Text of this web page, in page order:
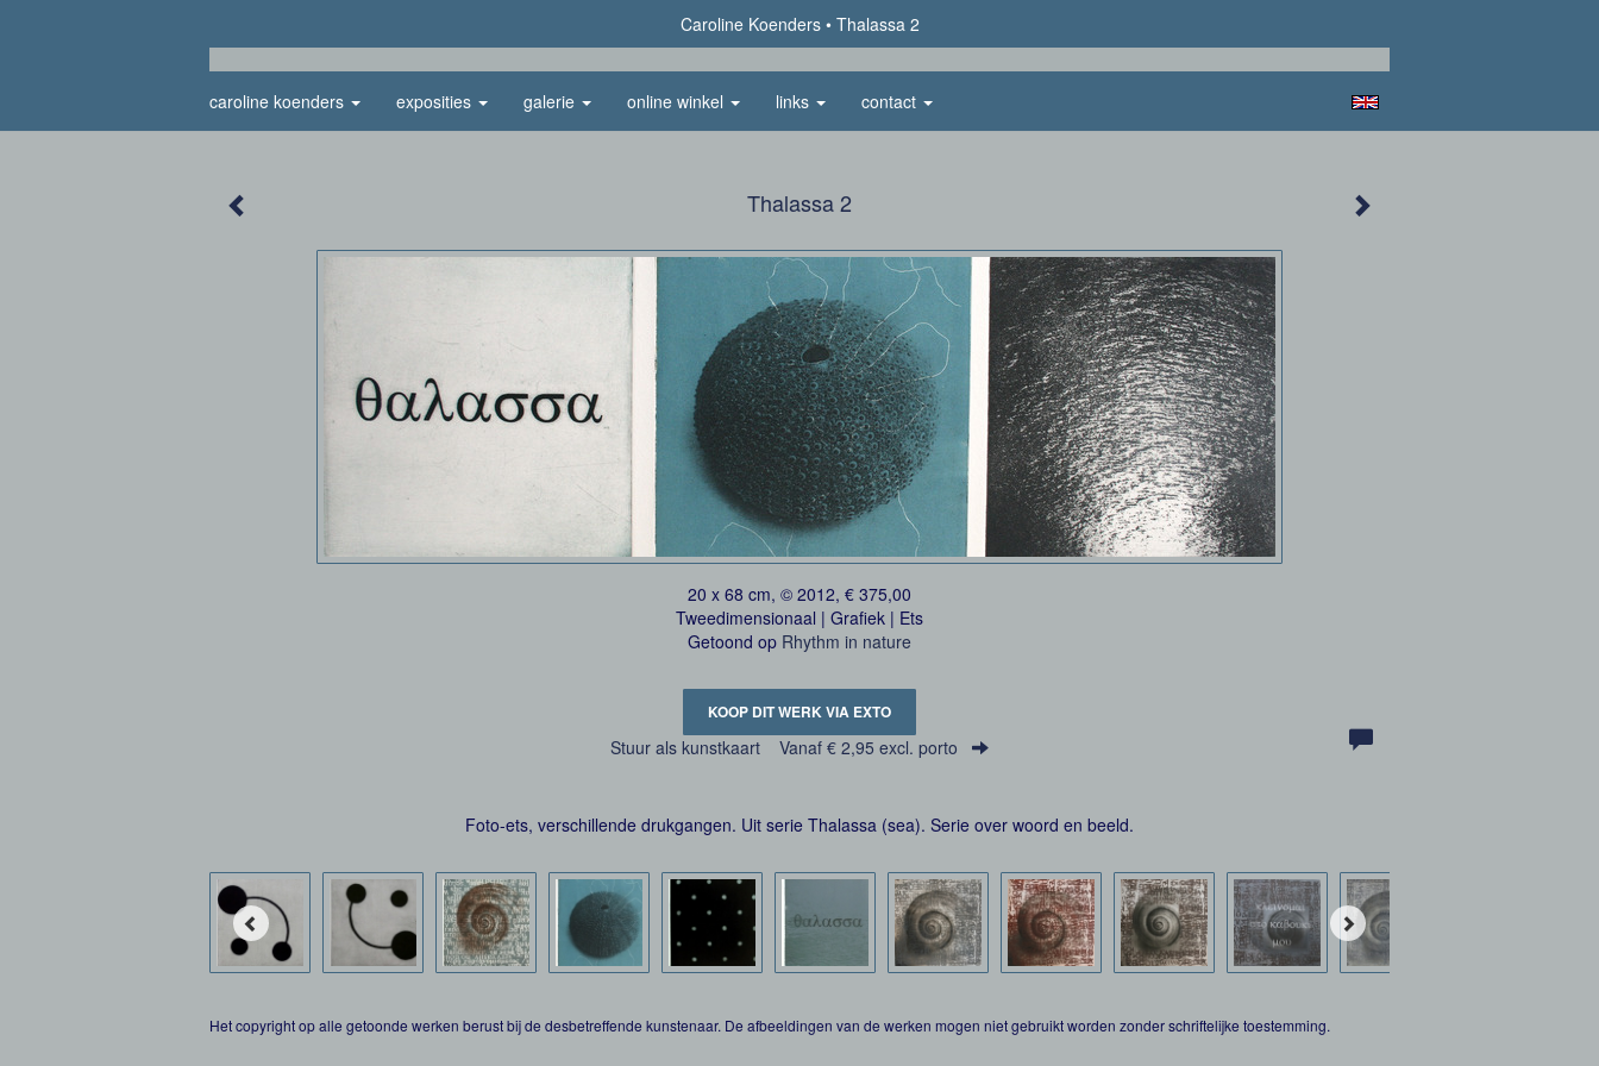
Caroline Koenders Thalassa 2
caroline koenders exposities galerie online winkel links contact
Thalassa 2
20 x 68 cm, © 2012, € 375,00
Tweedimensionaal | Grafiek | Ets
Getoond op Rhythm in nature
KOOP DIT WERK VIA EXTO
Stuur als kunstkaart Vanaf € 2,95 excl. porto
Foto-ets, verschillende drukgangen. Uit serie Thalassa (sea). Serie over woord en beeld.
Het copyright op alle getoonde werken berust bij de desbetreffende kunstenaar. De afbeeldingen van de werken mogen niet gebruikt worden zonder schriftelijke toestemming.